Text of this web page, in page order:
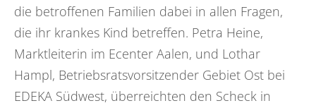
die betroffenen Familien dabei in allen Fragen,
die ihr krankes Kind betreffen. Petra Heine,
Marktleiterin im Ecenter Aalen, und Lothar
Hampl, Betriebsratsvorsitzender Gebiet Ost bei
EDEKA Südwest, überreichten den Scheck in